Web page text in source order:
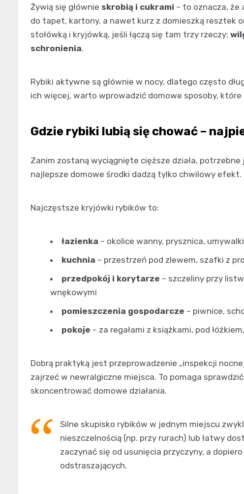
Żywią się głównie skrobią i cukrami – to oznacza, że
do tapet, kartony, a nawet kurz z domieszką resztek
stołówką i kryjówką, jeśli łączą się tam trzy rzeczy:
schronienia.
Rybiki aktywne są głównie w nocy, dlatego często
ich więcej, warto wprowadzić domowe sposoby, które
Gdzie rybiki lubią się chować –
Zanim zostaną wyciągnięte cięższe działa,
najlepsze domowe środki dadzą tylko chwilowy efekt.
Najczęstsze kryjówki rybików to:
łazienka – okolice wanny, prysznica,
kuchnia – przestrzeń pod zlewem, szafki z
przedpokój i korytarze – szczeliny przy
wnękowymi
pomieszczenia gospodarcze – piwnice,
pokoje – za regałami z książkami, pod
Dobrą praktyką jest przeprowadzenie „inspekcji
zajrzeć w newralgiczne miejsca. To pomaga
skoncentrować domowe działania.
Silne skupisko rybików w jednym miejscu
nieszczelnością (np. przy rurach) lub łatwy
zaczynać się od usunięcia przyczyny, a
odstraszających.